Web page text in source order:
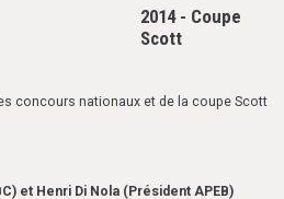
2014 - Coupe
Scott
concours nationaux et de la coupe Scott
et Henri Di Nola (Président APEB)